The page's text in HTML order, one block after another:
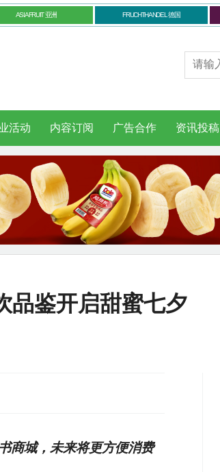
ASIAFRUIT 亚洲 FRUCHTHANDEL 德国
活动 内容订阅 广告合作 资讯投稿
品鉴开启甜蜜七夕
商城，未来将更方便消费